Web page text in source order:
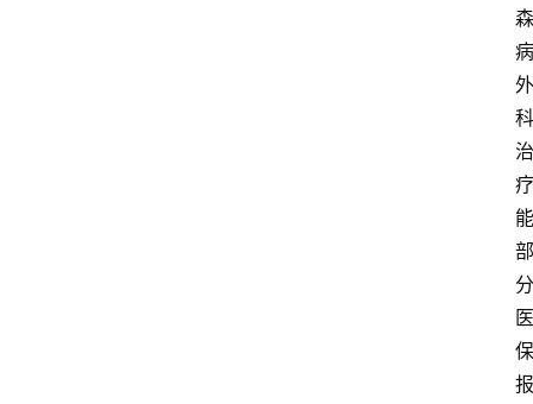
森
病
外
科
治
疗
能
部
分
医
保
报